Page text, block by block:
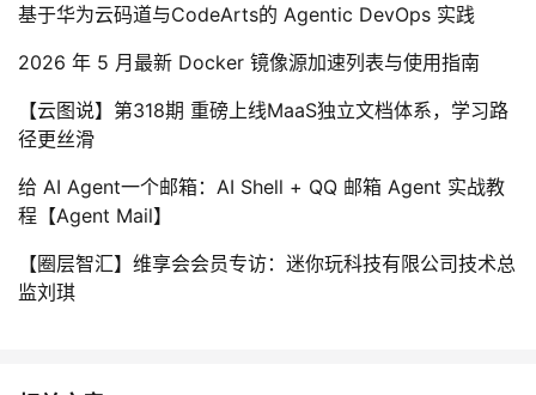
基于华为云码道与CodeArts的 Agentic DevOps 实践
2026 年 5 月最新 Docker 镜像源加速列表与使用指南
【云图说】第318期 重磅上线MaaS独立文档体系，学习路
径更丝滑
给 AI Agent一个邮箱：AI Shell + QQ 邮箱 Agent 实战教
程【Agent Mail】
【圈层智汇】维享会会员专访：迷你玩科技有限公司技术总
监刘琪